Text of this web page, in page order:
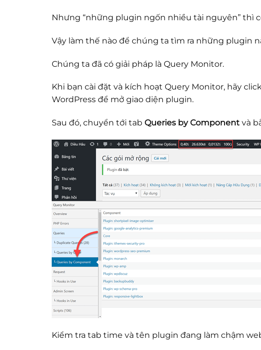
Nhưng “những plugin ngốn nhiều tài nguyên” thì
Vậy làm thế nào để chúng ta tìm ra những plugin
Chúng ta đã có giải pháp là Query Monitor.
Khi bạn cài đặt và kích hoạt Query Monitor, hãy
WordPress để mở giao diện plugin.
Sau đó, chuyển tới tab Queries by Component và
Kiểm tra tab time và tên plugin đang làm chậm